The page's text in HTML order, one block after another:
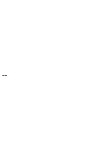
--